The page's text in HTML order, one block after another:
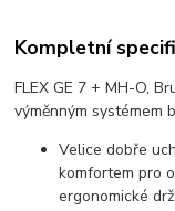
Kompletní
FLEX GE 7 + MH-O,
výměnným systémem
Velice dobře
komfortem pro
ergonomické